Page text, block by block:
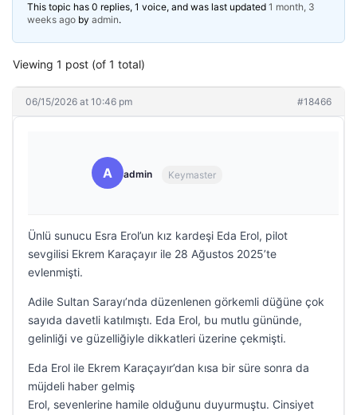
This topic has 0 replies, 1 voice, and was last updated 1 month, 3
weeks ago by admin.
Viewing 1 post (of 1 total)
06/15/2026 at 10:46 pm #18466
A admin Keymaster
Ünlü sunucu Esra Erol’un kız kardeşi Eda Erol, pilot
sevgilisi Ekrem Karaçayır ile 28 Ağustos 2025’te
evlenmişti.
Adile Sultan Sarayı’nda düzenlenen görkemli düğüne çok
sayıda davetli katılmıştı. Eda Erol, bu mutlu gününde,
gelinliği ve güzelliğiyle dikkatleri üzerine çekmişti.
Eda Erol ile Ekrem Karaçayır’dan kısa bir süre sonra da
müjdeli haber gelmiş
Erol, sevenlerine hamile olduğunu duyurmuştu. Cinsiyet